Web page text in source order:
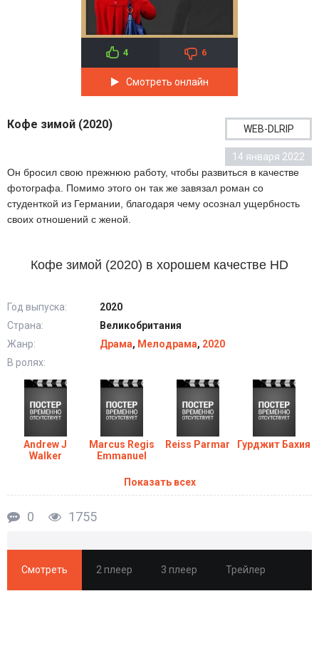
4 6
Смотреть онлайн
Кофе зимой (2020) WEB-DLRIP
14 января 2022
Он бросил свою прежнюю работу, чтобы развиться в качестве
фотографа. Помимо этого он так же завязал роман со
студенткой из Германии, благодаря чему осознал ущербность
своих отношений с женой.
Кофе зимой (2020) в хорошем качестве HD
Год выпуска:
2020
Страна:
Великобритания
Жанр:
Драма, Мелодрама, 2020
В ролях:
Andrew J
Walker
Marcus Regis
Emmanuel
Reiss Parmar Гурджит Бахия
Показать всех
0 1755
Смотреть 2 плеер 3 плеер Трейлер